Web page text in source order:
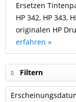
Ersetzen
HP 342, HP 343,
originalen HP
erfahren »
Filtern